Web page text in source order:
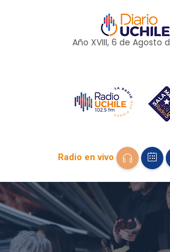
Año XVIII, 6 de Agosto
Radio en vivo